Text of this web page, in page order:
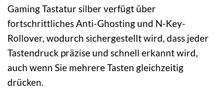
Gaming Tastatur silber verfügt über
fortschrittliches Anti-Ghosting und N-Key-
Rollover, wodurch sichergestellt wird, dass jeder
Tastendruck präzise und schnell erkannt wird,
auch wenn Sie mehrere Tasten gleichzeitig
drücken.